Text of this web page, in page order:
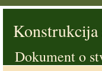
Dokument o